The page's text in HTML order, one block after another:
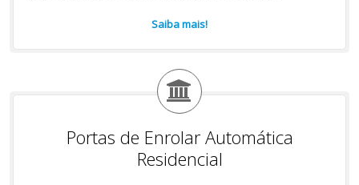
Saiba mais!
Portas de Enrolar Automática
Residencial